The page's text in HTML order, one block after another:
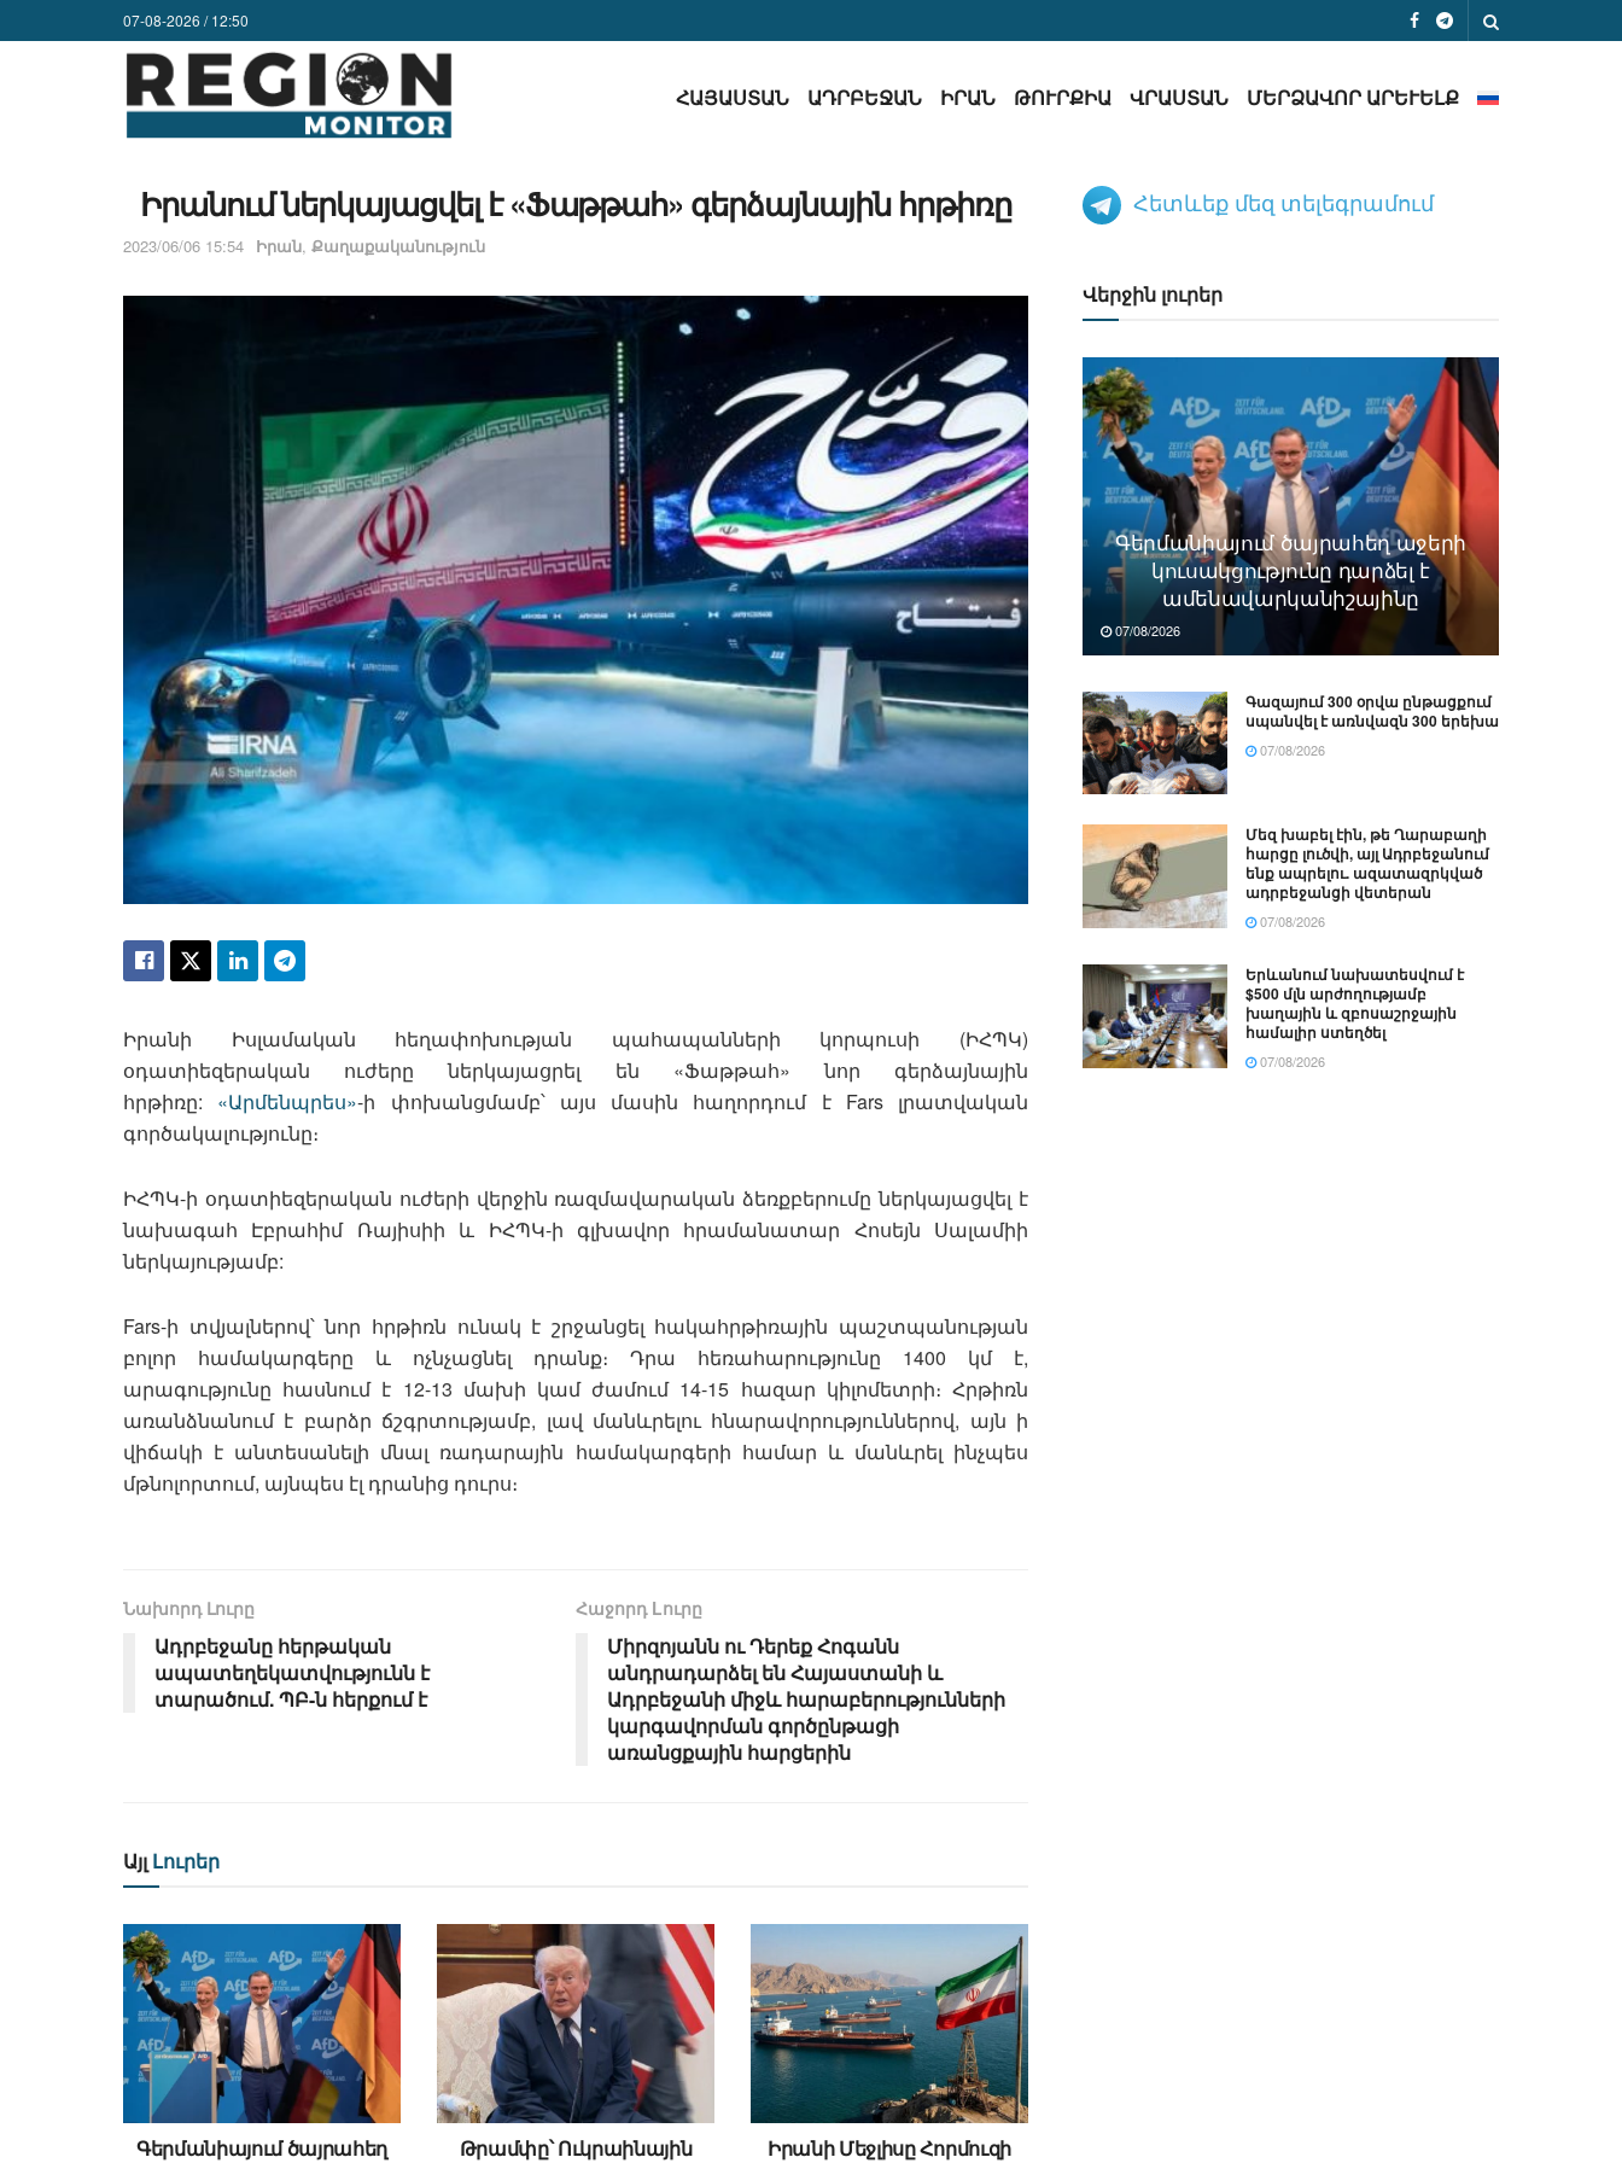
07-08-2026 / 12:50
ՀԱՅԱՍՏԱՆ ԱԴՐԲԵՋԱՆ ԻՐԱՆ ԹՈՒՐՔԻԱ ՎՐԱՍՏԱՆ ՄԵՐՁԱՎՈՐ ԱՐԵՒԵԼՔ
Իրանում ներկայացվել է «Ֆաթթահ» գերձայնային հրթիռը
2023/06/06 15:54 Իրան, Քաղաքականություն
Իրանի Իսլամական հեղափոխության պահապանների կորպուսի (ԻՀՊԿ)
օդատիեզերական ուժերը ներկայացրել են «Ֆաթթահ» նոր գերձայնային
հրթիռը: «Արմենպրես»-ի փոխանցմամբ՝ այս մասին հաղորդում է Fars լրատվական
գործակալությունը։
ԻՀՊԿ-ի օդատիեզերական ուժերի վերջին ռազմավարական ձեռքբերումը ներկայացվել է
նախագահ Էբրահիմ Ռայիսիի և ԻՀՊԿ-ի գլխավոր հրամանատար Հոսեյն Սալամիի
ներկայությամբ:
Fars-ի տվյալներով՝ նոր հրթիռն ունակ է շրջանցել հակահրթիռային պաշտպանության
բոլոր համակարգերը և ոչնչացնել դրանք։ Դրա հեռահարությունը 1400 կմ է,
արագությունը հասնում է 12-13 մախի կամ ժամում 14-15 հազար կիլոմետրի։ Հրթիռն
առանձնանում է բարձր ճշգրտությամբ, լավ մանևրելու հնարավորություններով, այն ի
վիճակի է անտեսանելի մնալ ռադարային համակարգերի համար և մանևրել ինչպես
մթնոլորտում, այնպես էլ դրանից դուրս։
Նախորդ Լուրը
Ադրբեջանը հերթական
ապատեղեկատվությունն է
տարածում. ՊԲ-ն հերքում է
Հաջորդ Lուրը
Միրզոյանն ու Դերեք Հոգանն
անդրադարձել են Հայաստանի և
Ադրբեջանի միջև հարաբերությունների
կարգավորման գործընթացի
առանցքային հարցերին
Այլ Լուրեր
Գերմանիայում ծայրահեղ
Թրամփը՝ Ուկրաինային
Իրանի Մեջլիսը Հորմուզի
Հետևեք մեզ տելեգրամում
Վերջին լուրեր
Գերմանիայում ծայրահեղ աջերի
կուսակցությունը դարձել է
ամենավարկանիշայինը
07/08/2026
Գազայում 300 օրվա ընթացքում
սպանվել է առնվազն 300 երեխա
07/08/2026
Մեզ խաբել էին, թե Ղարաբաղի
հարցը լուծվի, այլ Ադրբեջանում
ենք ապրելու. ազատազրկված
ադրբեջանցի վետերան
07/08/2026
Երևանում նախատեսվում է
$500 մլն արժողությամբ
խաղային և զբոսաշրջային
համալիր ստեղծել
07/08/2026